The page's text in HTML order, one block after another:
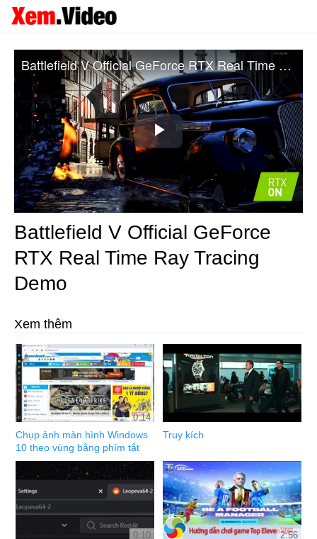
Play
Video
Battlefield V Official GeForce RTX Real Time Ray Tracing Demo
Battlefield V Official GeForce
RTX Real Time Ray Tracing
Demo
Xem thêm
0:14
Chụp ảnh màn hình Windows
10 theo vùng bằng phím tắt
Truy kích
0:10 2:56